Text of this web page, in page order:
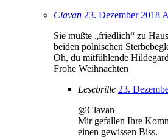
Clavan 23. Dezember 2018
Sie mußte „friedlich“ zu
beiden polnischen
Oh, du mitfühlende
Frohe Weihnachten
Lesebrille 23.
@Clavan
Mir gefallen Ihre
einen gewissen Biss.